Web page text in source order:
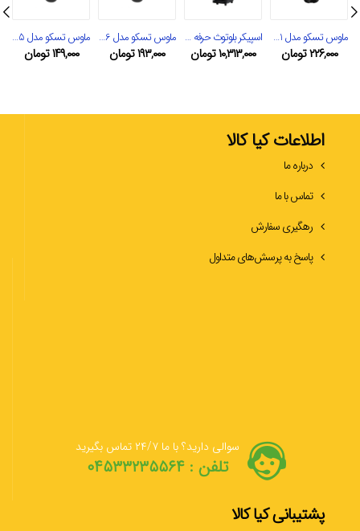
ماوس تسکو مدل TM 631
۲۲۶,۰۰۰تومان
اسپیکر بلوتوث حرفه ای تسکو مدل TS 2082
۱۰,۳۱۳,۰۰۰تومان
ماوس تسکو مدل TM 286
۱۹۳,۰۰۰تومان
ماوس تسکو مدل TM 285
۱۴۹,۰۰۰تومان
اطلاعات کیا کالا
درباره ما
تماس با ما
رهگیری سفارش
پاسخ به پرسش‌های متداول
سوالی دارید؟ با ما ۲۴/۷ تماس بگیرید
تلفن : ۰۴۵۳۳۲۳۵۵۶۴
پشتیبانی کیا کالا